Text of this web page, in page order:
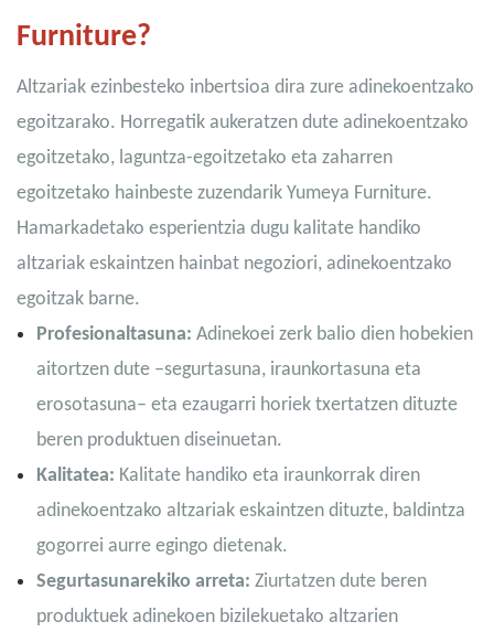
Furniture?
Altzariak ezinbesteko inbertsioa dira zure adinekoentzako
egoitzarako. Horregatik aukeratzen dute adinekoentzako
egoitzetako, laguntza-egoitzetako eta zaharren
egoitzetako hainbeste zuzendarik Yumeya Furniture.
Hamarkadetako esperientzia dugu kalitate handiko
altzariak eskaintzen hainbat negoziori, adinekoentzako
egoitzak barne.
Profesionaltasuna: Adinekoei zerk balio dien hobekien
aitortzen dute –segurtasuna, iraunkortasuna eta
erosotasuna– eta ezaugarri horiek txertatzen dituzte
beren produktuen diseinuetan.
Kalitatea: Kalitate handiko eta iraunkorrak diren
adinekoentzako altzariak eskaintzen dituzte, baldintza
gogorrei aurre egingo dietenak.
Segurtasunarekiko arreta: Ziurtatzen dute beren
produktuek adinekoen bizilekuetako altzarien